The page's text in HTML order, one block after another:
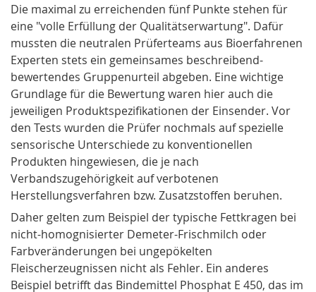
Die maximal zu erreichenden fünf Punkte stehen für
eine "volle Erfüllung der Qualitätserwartung". Dafür
mussten die neutra­len Prüferteams aus Bioerfahrenen
Experten stets ein gemeinsames beschreibend-
bewertendes Gruppenurteil abgeben. Eine wichtige
Grundlage für die Bewertung waren hier auch die
jeweiligen Produktspezifikationen der Einsender. Vor
den Tests wurden die Prüfer nochmals auf spezielle
sensorische Unterschie­de zu konventionellen
Produkten hingewiesen, die je nach
Verbandszugehörigkeit auf verbotenen
Herstellungsverfahren bzw. Zusatzstoffen beruhen.
Daher gelten zum Beispiel der typische Fettkragen bei
nicht-homognisierter Demeter-Frischmilch oder
Farbveränderungen bei ungepökelten
Fleischerzeugnissen nicht als Fehler. Ein anderes
Beispiel betrifft das Bindemittel Phosphat E 450, das im